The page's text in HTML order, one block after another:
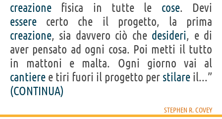
creazione fisica in tutte le cose. Devi
essere certo che il progetto, la prima
creazione, sia davvero ciò che desideri, e di
aver pensato ad ogni cosa. Poi metti il tutto
in mattoni e malta. Ogni giorno vai al
cantiere e tiri fuori il progetto per stilare il...”
(CONTINUA)
STEPHEN R. COVEY